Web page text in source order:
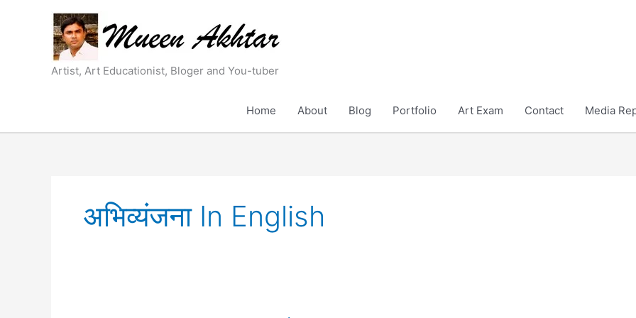
Artist, Art Educationist, Bloger and You-tuber
Home About Blog Portfolio Art Exam Contact Media
अभिव्यंजना In English